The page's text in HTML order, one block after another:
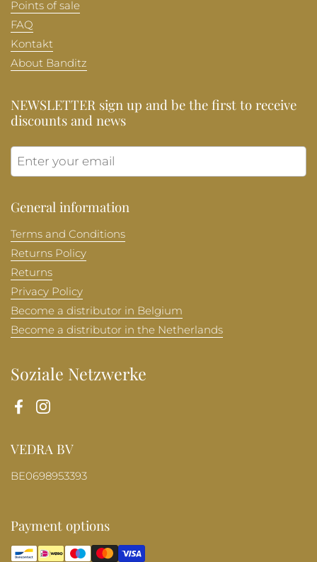
Points of sale
FAQ
Kontakt
About Banditz
NEWSLETTER sign up and be the first to receive
discounts and news
General information
Terms and Conditions
Returns Policy
Returns
Privacy Policy
Become a distributor in Belgium
Become a distributor in the Netherlands
Soziale Netzwerke
FacebookInstagram
VEDRA BV
BE0698953393
Payment options